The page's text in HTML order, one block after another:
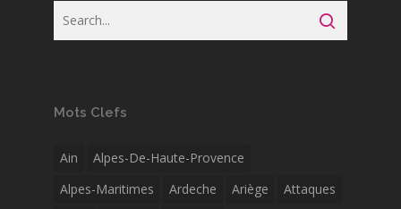
Mots Clefs
Ain
Alpes-De-Haute-Provence
Alpes-Maritimes
Ardeche Ariège
Attaques